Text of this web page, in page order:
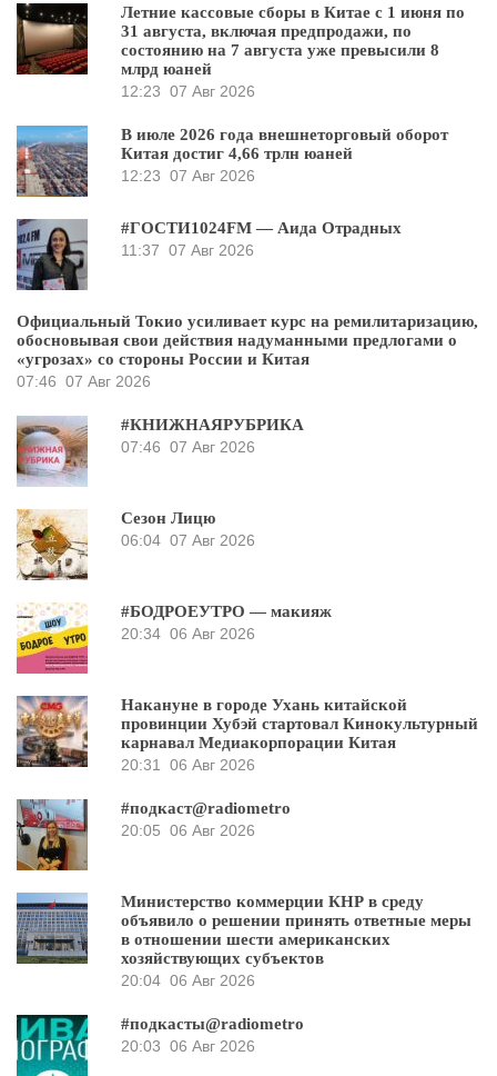
Летние кассовые сборы в Китае с 1 июня по
31 августа, включая предпродажи, по
состоянию на 7 августа уже превысили 8
млрд юаней
12:23 07 Авг 2026
В июле 2026 года внешнеторговый оборот
Китая достиг 4,66 трлн юаней
12:23 07 Авг 2026
#ГОСТИ1024FM — Аида Отрадных
11:37 07 Авг 2026
Официальный Токио усиливает курс на ремилитаризацию,
обосновывая свои действия надуманными предлогами о
«угрозах» со стороны России и Китая
07:46 07 Авг 2026
#КНИЖНАЯРУБРИКА
07:46 07 Авг 2026
Сезон Лицю
06:04 07 Авг 2026
#БОДРОЕУТРО — макияж
20:34 06 Авг 2026
Накануне в городе Ухань китайской
провинции Хубэй стартовал Кинокультурный
карнавал Медиакорпорации Китая
20:31
06 Авг 2026
#подкаст@radiometro
20:05 06 Авг 2026
Министерство коммерции КНР в среду
объявило о решении принять ответные меры
в отношении шести американских
хозяйствующих субъектов
20:04 06 Авг 2026
#подкасты@radiometro
20:03 06 Авг 2026